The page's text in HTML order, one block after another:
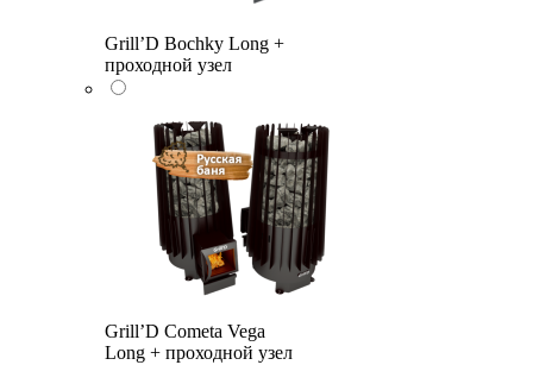
Grill’D Bochky Long +
проходной узел
Grill’D Cometa Vega
Long + проходной узел